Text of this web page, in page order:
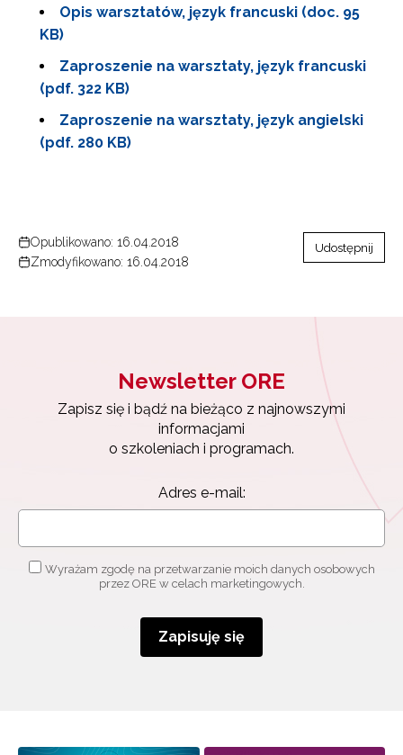
Opis warsztatów, język francuski (doc. 95
KB)
Zaproszenie na warsztaty, język francuski
(pdf. 322 KB)
Zaproszenie na warsztaty, język angielski
(pdf. 280 KB)
Opublikowano: 16.04.2018
Zmodyfikowano: 16.04.2018
Udostępnij
Newsletter ORE
Zapisz się i bądź na bieżąco z najnowszymi
informacjami
o szkoleniach i programach.
Adres e-mail:
Wyrażam zgodę na przetwarzanie moich danych osobowych
przez ORE w celach marketingowych.
Zapisuję się
informacjami
o szkoleniach i programach.
osobowych przez ORE w celach marketingowych.
Zapisuję się